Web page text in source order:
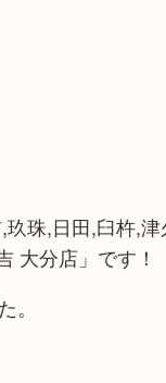
珠,日田,臼杵,
大分店」です！